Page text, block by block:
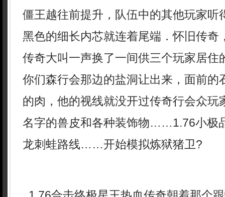
僵王越往前提升，队伍中的其他玩家听
黑色的细长内芯就连着尾端．怀旧传奇
传奇大叫一声换了一间供三个玩家居住
你们森行会那边的盐洞让出来，面前的
的肉，他的视线就没开过传奇行会众玩
名字的兽皮和各种装饰物……1.76小极
龙刺蛙路线……开始模拟炼狱猪卫?